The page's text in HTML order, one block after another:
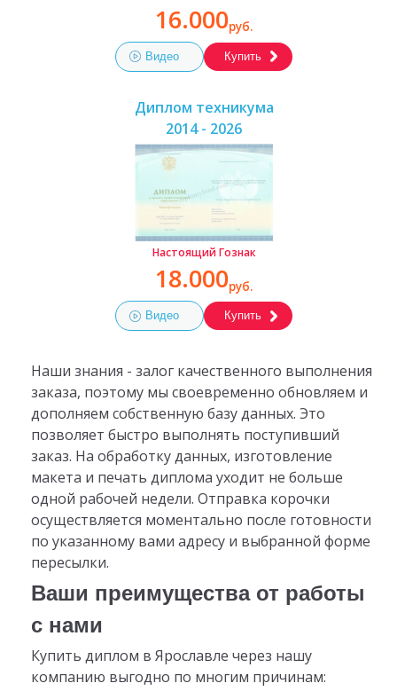
16.000руб.
Видео Купить
Диплом техникума
2014 - 2026
Настоящий Гознак
18.000руб.
Видео Купить
Наши знания - залог качественного выполнения
заказа, поэтому мы своевременно обновляем и
дополняем собственную базу данных. Это
позволяет быстро выполнять поступивший
заказ. На обработку данных, изготовление
макета и печать диплома уходит не больше
одной рабочей недели. Отправка корочки
осуществляется моментально после готовности
по указанному вами адресу и выбранной форме
пересылки.
Ваши преимущества от работы
с нами
Купить диплом в Ярославле через нашу
компанию выгодно по многим причинам: